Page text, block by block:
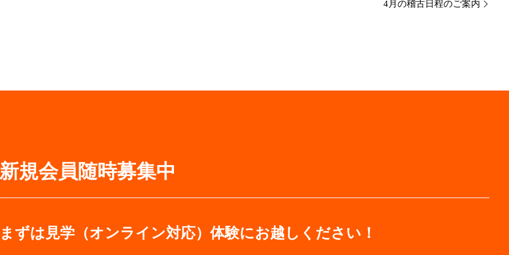
4月の稽古日程のご案内
新規会員随時募集中
まずは見学（オンライン対応）体験にお越しください！